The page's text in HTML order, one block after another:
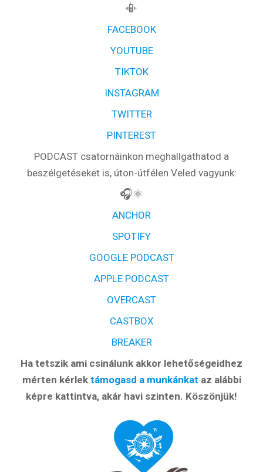
📳
FACEBOOK
YOUTUBE
TIKTOK
INSTAGRAM
TWITTER
PINTEREST
PODCAST csatornáinkon meghallgathatod a
beszélgetéseket is, úton-útfélen Veled vagyunk:
🎧⚛️
ANCHOR
SPOTIFY
GOOGLE PODCAST
APPLE PODCAST
OVERCAST
CASTBOX
BREAKER
Ha tetszik ami csinálunk akkor lehetőségeidhez
mérten kérlek támogasd a munkánkat az alábbi
képre kattintva, akár havi szinten. Köszönjük!